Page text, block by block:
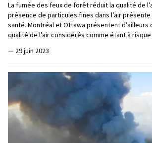
La fumée des feux de forêt réduit la qualité de
présence de particules fines dans l’air présente
santé. Montréal et Ottawa présentent d’ailleurs
qualité de l’air considérés comme étant à
— 29 juin 2023